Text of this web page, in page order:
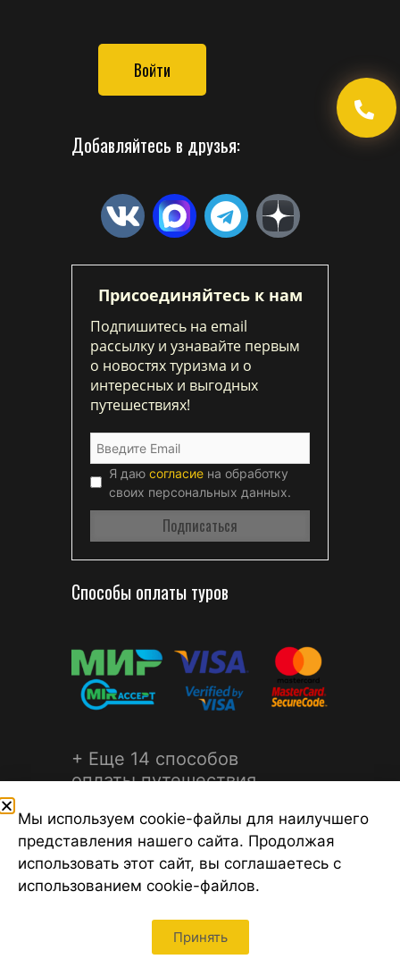
Войти
Добавляйтесь в друзья:
Присоединяйтесь к нам
Подпишитесь на email
рассылку и узнавайте первым
о новостях туризма и о
интересных и выгодных
путешествиях!
Я даю согласие на обработку
своих персональных данных.
Способы оплаты туров
+ Еще 14 способов
оплаты путешествия
©2026 Турагентство Турсфера - Поиск туров от надежных
Мы используем cookie-файлы для наилучшего
представления нашего сайта. Продолжая
использовать этот сайт, вы соглашаетесь с
использованием cookie-файлов.
Принять